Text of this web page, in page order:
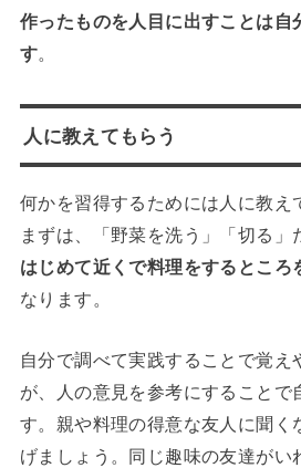
作ったものを人目に出すことは自
す。
人に教えてもらう
何かを習得するためには人に教え
まずは、「野菜を洗う」「切る」
はじめて近くで料理をするところ
なります。
自分で調べて実践することで覚え
が、人の意見を参考にすることで
す。親や料理の得意な友人に聞く
げましょう。同じ趣味の友達がい